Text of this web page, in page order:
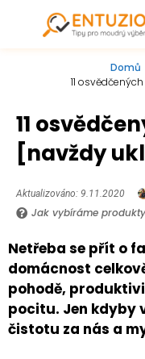
Domů
11
11
[navždy
Aktualizováno: 9.11.2020
Jak vybíráme
Netřeba se přít o
domácnost
pohodě,
pocitu. Jen kdyby
čistotu za nás a